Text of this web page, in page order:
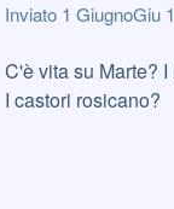
Inviato 1 GiugnoGiu 1
C'è vita su Marte?
I castori rosicano?